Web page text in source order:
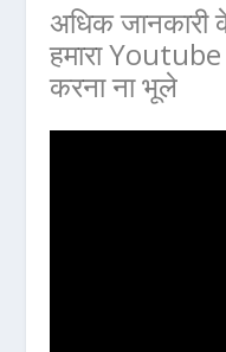
अधिक
हमारा
करना ना भूले